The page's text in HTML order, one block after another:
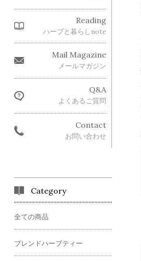
Reading
ハーブと暮らしnote
Mail Magazine
メールマガジン
Q&A
よくあるご質問
Contact
お問い合わせ
Category
全ての商品
ブレンドハーブティー